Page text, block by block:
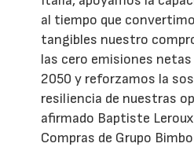
al tiempo que
tangibles nuestro
las cero emisiones
2050 y reforzamos la
resiliencia de nuestras
afirmado Baptiste
Compras de Grupo